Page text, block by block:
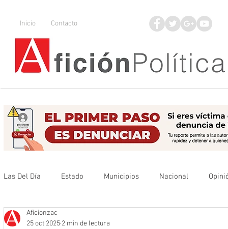
Inicio Contacto
Las Del Día Estado Municipios Nacional
Que no se olvide
Aficionzac
25 oct 2025 2 min de lectura